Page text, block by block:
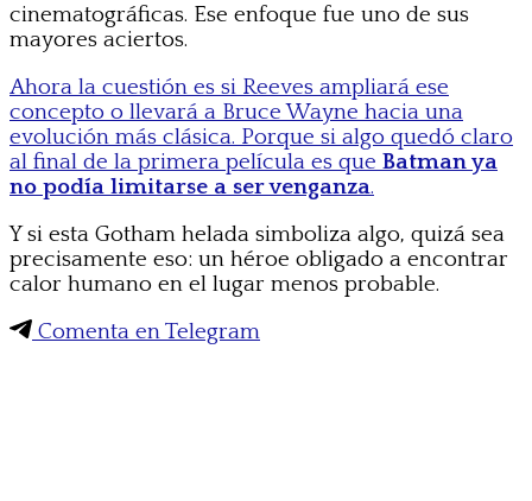
cinematográficas. Ese enfoque fue uno de sus
mayores aciertos.
Ahora la cuestión es si Reeves ampliará ese
concepto o llevará a Bruce Wayne hacia una
evolución más clásica. Porque si algo quedó claro
al final de la primera película es que Batman ya
no podía limitarse a ser venganza.
Y si esta Gotham helada simboliza algo, quizá sea
precisamente eso: un héroe obligado a encontrar
calor humano en el lugar menos probable.
Comenta en Telegram